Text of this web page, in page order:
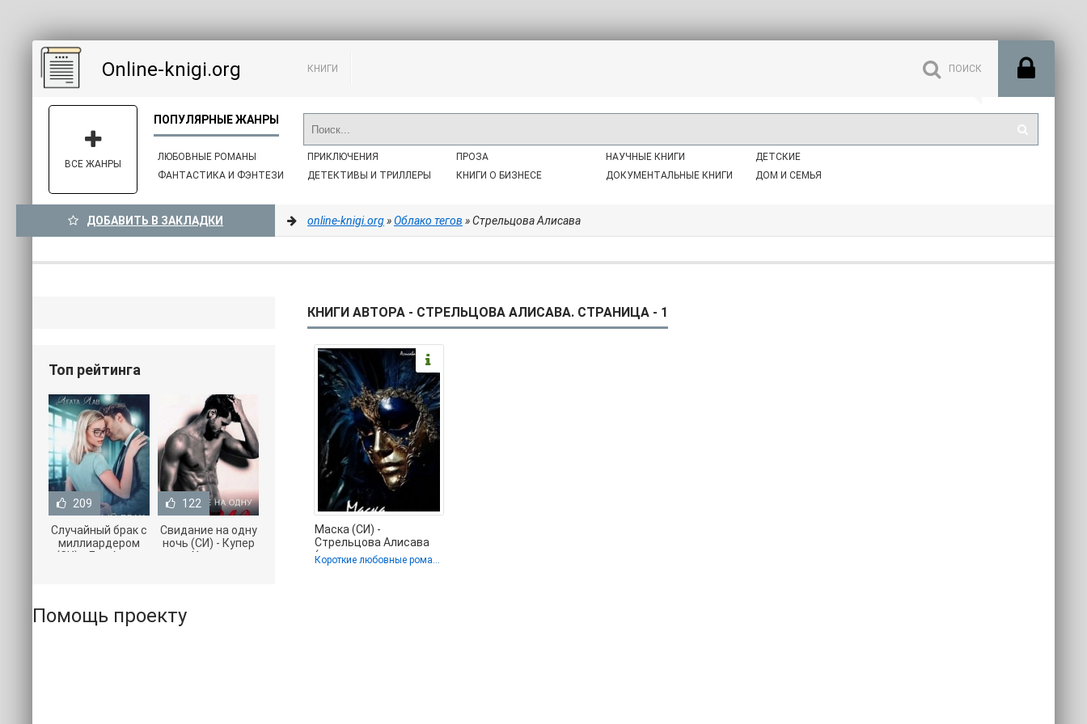
Online-knigi.org КНИГИ
ЛЮБОВНЫЕ РОМАНЫ
ФАНТАСТИКА И ФЭНТЕЗИ
ПРИКЛЮЧЕНИЯ
ДЕТЕКТИВЫ И ТРИЛЛЕРЫ
ПРОЗА
КНИГИ О БИЗНЕСЕ
НАУЧНЫЕ КНИГИ
ДОКУМЕНТАЛЬНЫЕ КНИГИ
ДЕТСКИЕ
ДОМ И СЕМЬЯ
ВСЕ ЖАНРЫ
ДОБАВИТЬ В ЗАКЛАДКИ online-knigi.org»Облако тегов » Стрельцова Алисава
КНИГИ АВТОРА - СТРЕЛЬЦОВА АЛИСАВА. СТРАНИЦА - 1
Маска (СИ) -
Стрельцова Алисава
(читать книги
полностью без
Короткие любовные романы
Топ рейтинга
209
Случайный брак с
миллиардером
(СИ) - Лав Агата
122
Свидание на одну
ночь (СИ) - Купер
Хелен
Помощь проекту